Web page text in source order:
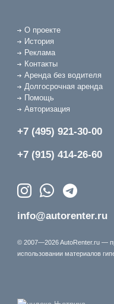
О проекте
История
Реклама
Контакты
Аренда без водителя
Долгосрочная аренда
Помощь
Авторизация
+7 (495) 921-30-00
+7 (915) 414-26-60
info@autorenter.ru
© 2007—2026 AutoRenter.ru —
использовании материалов